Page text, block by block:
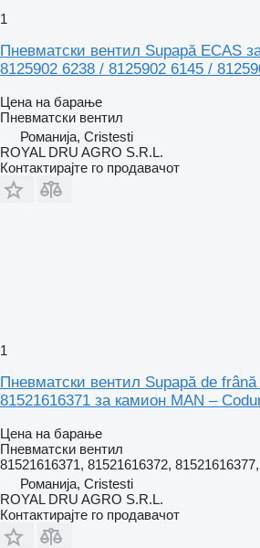
1
Пневматски вентил Supapă ECAS
8125902 6238 / 8125902 6145 /
Цена на барање
Пневматски вентил
Романија, Cristesti
ROYAL DRU AGRO S.R.L.
Контактирајте го продавачот
1
Пневматски вентил Supapă de
81521616371 за камион MAN –
Цена на барање
Пневматски вентил
81521616371, 81521616372,
Романија, Cristesti
ROYAL DRU AGRO S.R.L.
Контактирајте го продавачот